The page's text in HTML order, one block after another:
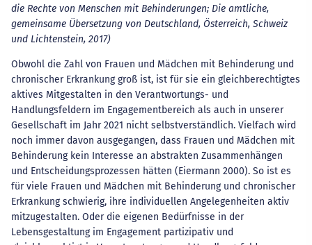
die Rechte von Menschen mit Behinderungen; Die amtliche,
gemeinsame Übersetzung von Deutschland, Österreich, Schweiz
und Lichtenstein, 2017)
Obwohl die Zahl von Frauen und Mädchen mit Behinderung und
chronischer Erkrankung groß ist, ist für sie ein gleichberechtigtes
aktives Mitgestalten in den Verantwortungs- und
Handlungsfeldern im Engagementbereich als auch in unserer
Gesellschaft im Jahr 2021 nicht selbstverständlich. Vielfach wird
noch immer davon ausgegangen, dass Frauen und Mädchen mit
Behinderung kein Interesse an abstrakten Zusammenhängen
und Entscheidungsprozessen hätten (Eiermann 2000). So ist es
für viele Frauen und Mädchen mit Behinderung und chronischer
Erkrankung schwierig, ihre individuellen Angelegenheiten aktiv
mitzugestalten. Oder die eigenen Bedürfnisse in der
Lebensgestaltung im Engagement partizipativ und